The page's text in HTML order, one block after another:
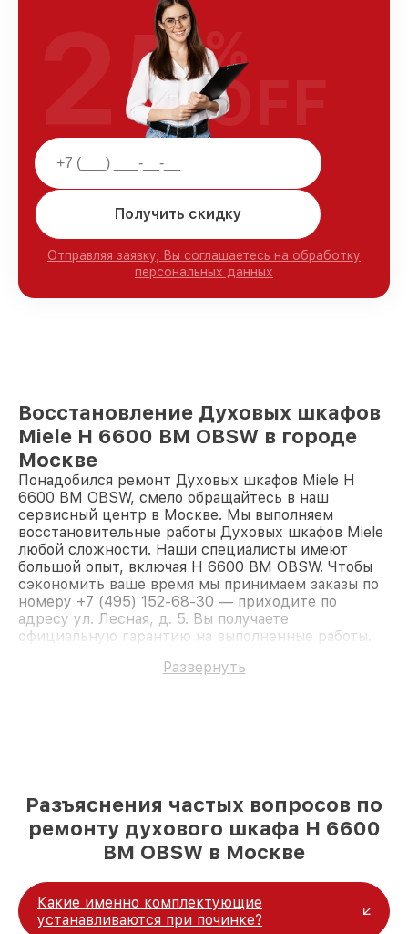
Получить скидку
Отправляя заявку, Вы соглашаетесь на обработку
персональных данных
25%
OFF
Восстановление Духовых шкафов
Miele H 6600 BM OBSW в городе
Москве
Понадобился ремонт Духовых шкафов Miele H
6600 BM OBSW, смело обращайтесь в наш
сервисный центр в Москве. Мы выполняем
восстановительные работы Духовых шкафов Miele
любой сложности. Наши специалисты имеют
большой опыт, включая H 6600 BM OBSW. Чтобы
сэкономить ваше время мы принимаем заказы по
номеру +7 (495) 152-68-30 — приходите по
адресу ул. Лесная, д. 5. Вы получаете
официальную гарантию на выполненные работы.
Развернуть
Разъяснения частых вопросов по
ремонту духового шкафа H 6600
BM OBSW в Москве
Какие именно комплектующие
устанавливаются при починке?